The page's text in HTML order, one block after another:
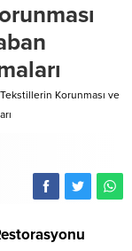
Korunması ve